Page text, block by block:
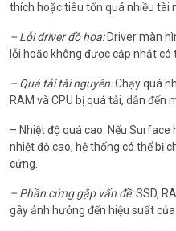
thích hoặc tiêu tốn quá nhiều tài
– Lỗi driver đồ họa:Driver màn
lỗi hoặc không được cập nhật có
– Quá tải tài nguyên:Chạy quá
RAM và CPU bị quá tải, dẫn đến
– Nhiệt độ quá cao: Nếu
nhiệt độ cao, hệ thống có thể bị
cứng.
– Phần cứng gặp vấn đề:SSD,
gây ảnh hưởng đến hiệu suất